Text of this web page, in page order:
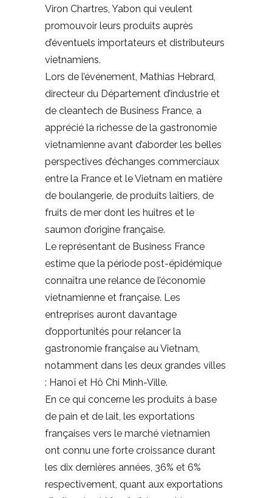
Viron Chartres, Yabon qui veulent
promouvoir leurs produits auprès
d’éventuels importateurs et distributeurs
vietnamiens.
Lors de l’événement, Mathias Hebrard,
directeur du Département d’industrie et
de cleantech de Business France, a
apprécié la richesse de la gastronomie
vietnamienne avant d’aborder les belles
perspectives d’échanges commerciaux
entre la France et le Vietnam en matière
de boulangerie, de produits laitiers, de
fruits de mer dont les huîtres et le
saumon d’origine française.
Le représentant de Business France
estime que la période post-épidémique
connaîtra une relance de l’économie
vietnamienne et française. Les
entreprises auront davantage
d’opportunités pour relancer la
gastronomie française au Vietnam,
notamment dans les deux grandes villes
: Hanoï et Hô Chi Minh-Ville.
En ce qui concerne les produits à base
de pain et de lait, les exportations
françaises vers le marché vietnamien
ont connu une forte croissance durant
les dix dernières années, 36% et 6%
respectivement, quant aux exportations